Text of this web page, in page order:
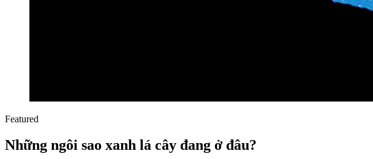
Featured
Những ngôi sao xanh lá cây đang ở đâu?